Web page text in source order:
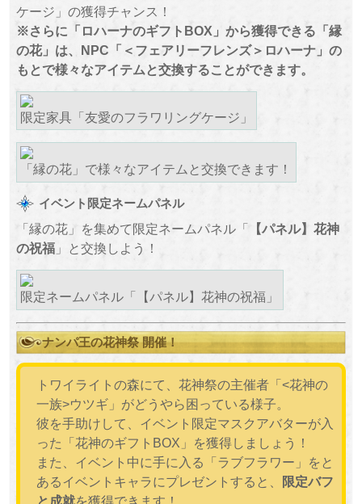
ケージ」の獲得チャンス！
※さらに「ロハーナのギフトBOX」から獲得できる「縁
の花」は、NPC「＜フェアリーフレンズ＞ロハーナ」の
もとで様々なアイテムと交換することができます。
限定家具「友愛のフラワリングケージ」
「縁の花」で様々なアイテムと交換できます！
イベント限定ネームパネル
「縁の花」を集めて限定ネームパネル「 【パネル】花神
の祝福」と交換しよう！
限定ネームパネル「【パネル】花神の祝福」
ナンパ王の花神祭 開催！
トワイライトの森にて、花神祭の主催者「<花神の
一族>ウツギ」がどうやら困っている様子。
彼を手助けして、イベント限定マスクアバターが入
った「花神のギフトBOX」を獲得しましょう！
また、イベント中に手に入る「ラブフラワー」をと
あるイベントキャラにプレゼントすると、
限定バフ
と成就を獲得できます！